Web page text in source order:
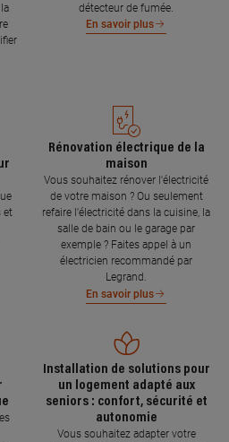
détecteur de fumée.
En savoir plus
et
Rénovation électrique de la
maison
Vous souhaitez rénover l'électricité
de votre maison ? Ou seulement
refaire l'électricité dans la cuisine, la
salle de bain ou le garage par
exemple ? Faites appel à un
électricien recommandé par
Legrand.
En savoir plus
Installation de solutions pour
un logement adapté aux
seniors : confort, sécurité et
autonomie
Vous souhaitez adapter votre